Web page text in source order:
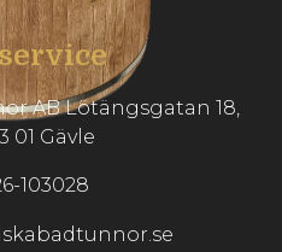
AB Lötängsgatan 18,
01 Gävle
103028